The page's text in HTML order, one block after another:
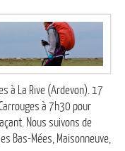
à La Rive (Ardevon). 17
à 7h30 pour
Nous suivons de
Bas-Mées, Maisonneuve,